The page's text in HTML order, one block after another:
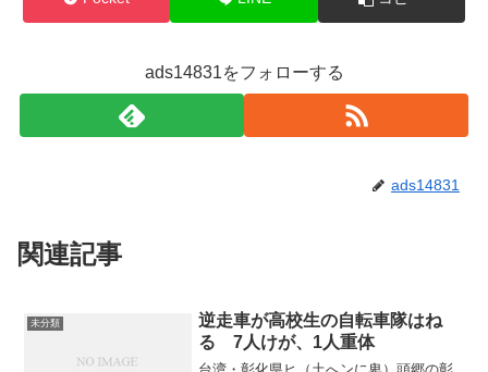
ads14831をフォローする
ads14831
関連記事
未分類
逆走車が高校生の自転車隊はね
る 7人けが、1人重体